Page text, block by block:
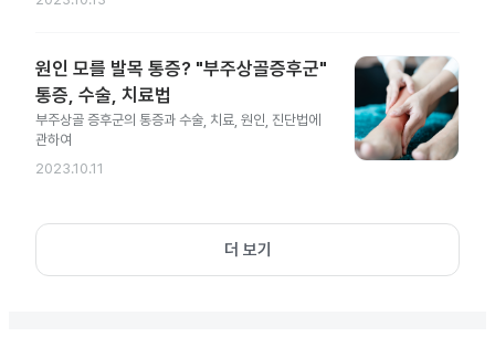
원인 모를 발목 통증? "부주상골증후군"
통증, 수술, 치료법
부주상골 증후군의 통증과 수술, 치료, 원인, 진단법에
관하여
2023.10.11
더 보기